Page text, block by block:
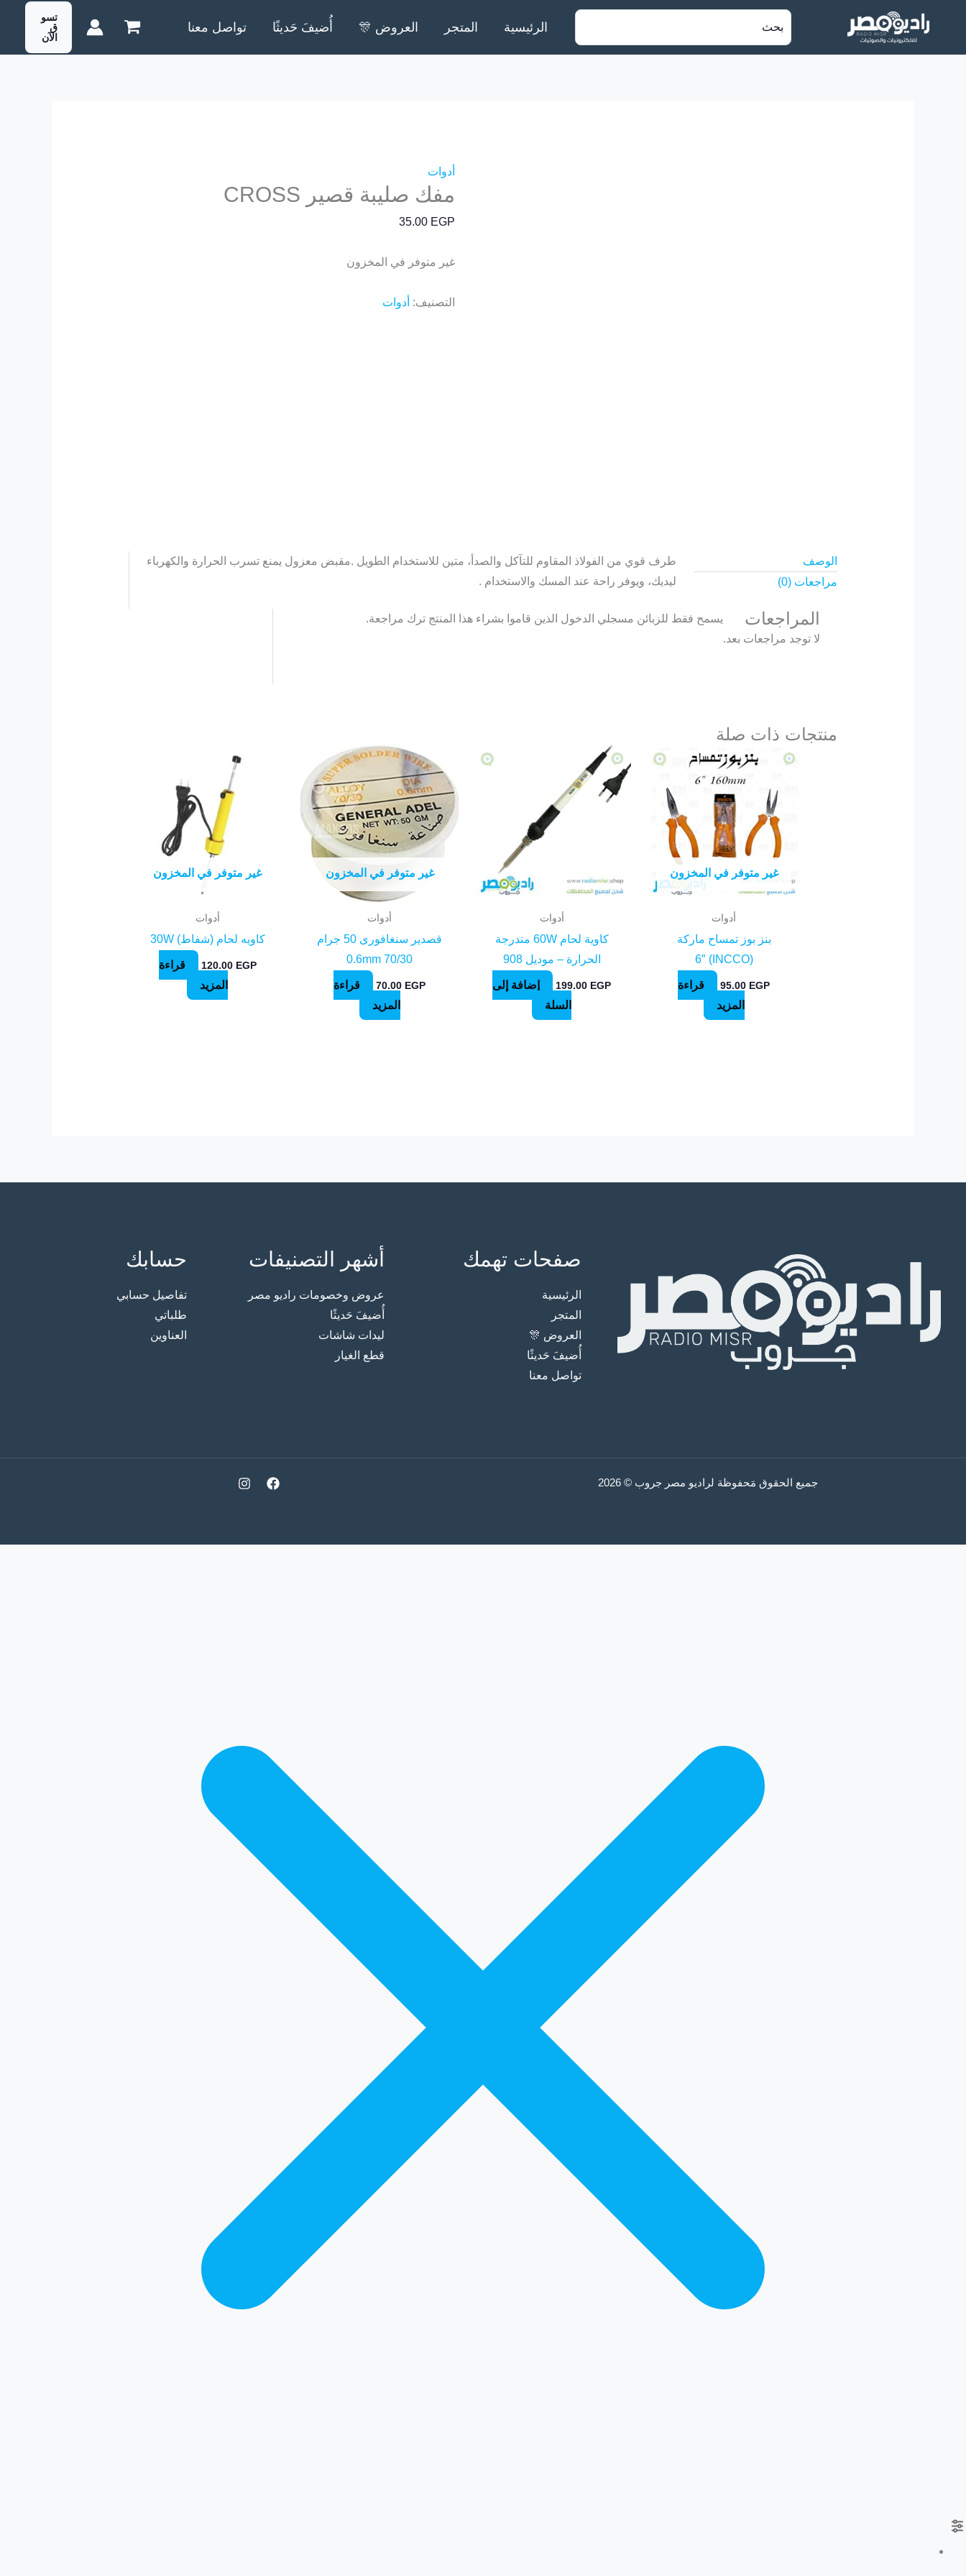
البحث
عن:
الرئيسية المتجر العروض 🎊 أُضيفَ حَديثًا تواصل معنا
تسو
ق
الآن
أدوات
مفك صليبة قصير CROSS
35.00 EGP
غير متوفر في المخزون
التصنيف: أدوات
الوصف
مراجعات (0)
طرف قوي من الفولاذ المقاوم للتآكل والصدأ، متين للاستخدام الطويل .مقبض معزول يمنع تسرب الحرارة والكهرباء
ليديك، ويوفر راحة عند المسك والاستخدام .
المراجعات
لا توجد مراجعات بعد.
يسمح فقط للزبائن مسجلي الدخول الذين قاموا بشراء هذا المنتج ترك مراجعة.
منتجات ذات صلة
غير متوفر في المخزون
أدوات
بنز بوز تمساح ماركة
(INCCO) 6″
95.00 EGP
قراءة
المزيد
أدوات
كاوية لحام 60W متدرجة
الحرارة – موديل 908
199.00 EGP
إضافة إلى
السلة
غير متوفر في المخزون
أدوات
قصدير سنغافورى 50 جرام
70/30 0.6mm
70.00 EGP
قراءة
المزيد
غير متوفر في المخزون
أدوات
كاويه لحام (شفاط) 30W
120.00 EGP
قراءة
المزيد
صفحات تهمك
الرئيسية
المتجر
العروض 🎊
أُضيفَ حَديثًا
تواصل معنا
أشهر التصنيفات
عروض وخصومات راديو مصر
أُضيفَ حَديثًا
ليدات شاشات
قطع الغيار
حسابك
تفاصيل حسابي
طلباتي
العناوين
جميع الحقوق مَحفوظة لراديو مصر جروب © 2026